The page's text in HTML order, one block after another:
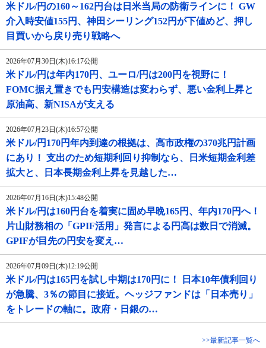
米ドル/円の160～162円台は日米当局の防衛ラインに！ GW
介入時安値155円、神田シーリング152円が下値めど、押し
目買いから戻り売り戦略へ
2026年07月30日(木)16:17公開
米ドル/円は年内170円、ユーロ/円は200円を視野に！
FOMC据え置きでも円安構造は変わらず、悪い金利上昇と
原油高、新NISAが支える
2026年07月23日(木)16:57公開
米ドル/円170円年内到達の根拠は、高市政権の370兆円計画
にあり！ 支出のため短期利回り抑制なら、日米短期金利差
拡大と、日本長期金利上昇を見越した…
2026年07月16日(木)15:48公開
米ドル/円は160円台を着実に固め早晩165円、年内170円へ！
片山財務相の「GPIF活用」発言による円高は数日で消滅。
GPIFが目先の円安を変え…
2026年07月09日(木)12:19公開
米ドル/円は165円を試し中期は170円に！ 日本10年債利回り
が急騰、3％の節目に接近。ヘッジファンドは「日本売り」
をトレードの軸に。政府・日銀の…
>>最新記事一覧へ